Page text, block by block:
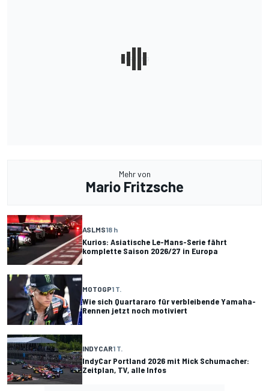
Mehr von
Mario Fritzsche
ASLMS18 h
Kurios: Asiatische Le-Mans-Serie fährt
komplette Saison 2026/27 in Europa
MOTOGP1 T.
Wie sich Quartararo für verbleibende Yamaha-
Rennen jetzt noch motiviert
INDYCAR1 T.
IndyCar Portland 2026 mit Mick Schumacher:
Zeitplan, TV, alle Infos